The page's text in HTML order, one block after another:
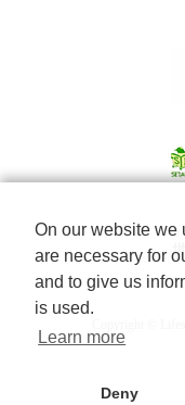
On our website we
are necessary for
and to give us
is used.
Learn more
Deny